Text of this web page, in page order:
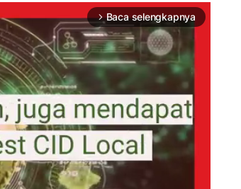
arrow_forward_ios Baca selengkapnya